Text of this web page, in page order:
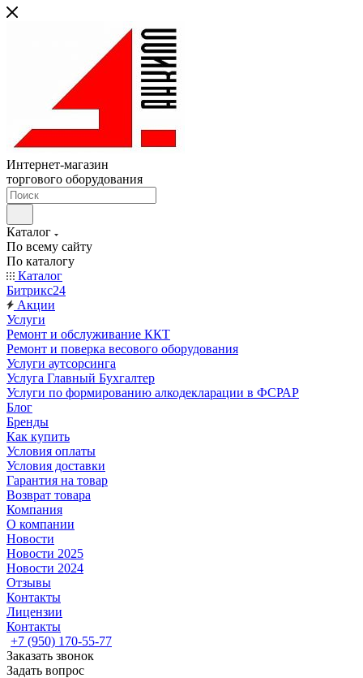
Интернет-магазин
торгового оборудования
Каталог
По всему сайту
По каталогу
Каталог
Битрикс24
Акции
Услуги
Ремонт и обслуживание ККТ
Ремонт и поверка весового оборудования
Услуги аутсорсинга
Услуга Главный Бухгалтер
Услуги по формированию алкодекларации в ФСРАР
Блог
Бренды
Как купить
Условия оплаты
Условия доставки
Гарантия на товар
Возврат товара
Компания
О компании
Новости
Новости 2025
Новости 2024
Отзывы
Контакты
Лицензии
Контакты
+7 (950) 170-55-77
Заказать звонок
Задать вопрос